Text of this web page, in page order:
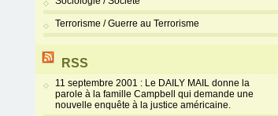
Terrorisme / Guerre au Terrorisme
RSS
11 septembre 2001 : Le DAILY MAIL donne la
parole à la famille Campbell qui demande une
nouvelle enquête à la justice américaine.